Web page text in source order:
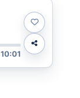
10:01